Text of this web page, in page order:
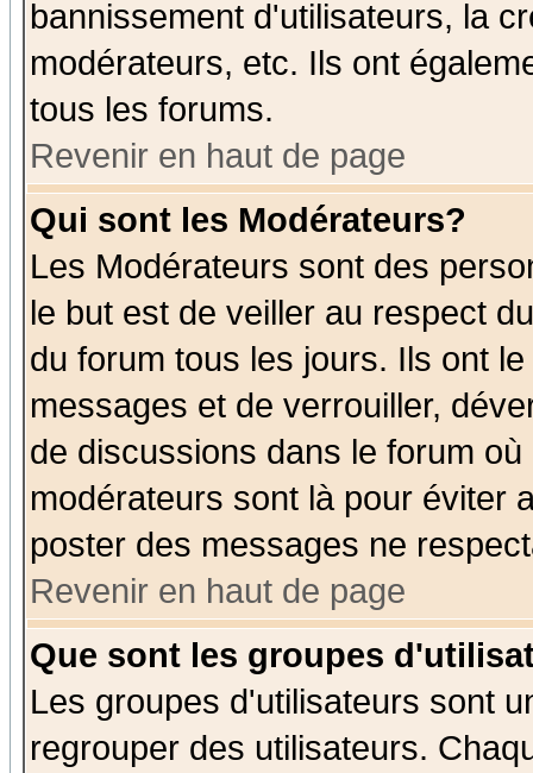
bannissement d'utilisateurs, la
modérateurs, etc. Ils ont
tous les forums.
Revenir en haut de page
Qui sont les Modérateurs?
Les Modérateurs sont des
le but est de veiller au respect
du forum tous les jours. Ils ont
messages et de verrouiller,
de discussions dans le forum
modérateurs sont là pour éviter
poster des messages ne
Revenir en haut de page
Que sont les groupes
Les groupes d'utilisateurs sont
regrouper des utilisateurs.